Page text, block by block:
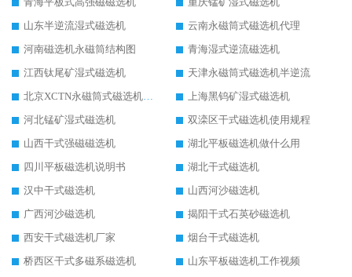
山东半逆流湿式磁选机
云南永磁筒式磁选机代理
河南磁选机永磁筒结构图
青海湿式逆流磁选机
江西钛尾矿湿式磁选机
天津永磁筒式磁选机半逆流
上海黑钨矿湿式磁选机
河北锰矿湿式磁选机
双滦区干式磁选机使用规程
山西干式强磁磁选机
湖北平板磁选机做什么用
四川平板磁选机说明书
湖北干式磁选机
汉中干式磁选机
山西河沙磁选机
广西河沙磁选机
揭阳干式石英砂磁选机
西安干式磁选机厂家
烟台干式磁选机
桥西区干式多磁系磁选机
山东平板磁选机工作视频